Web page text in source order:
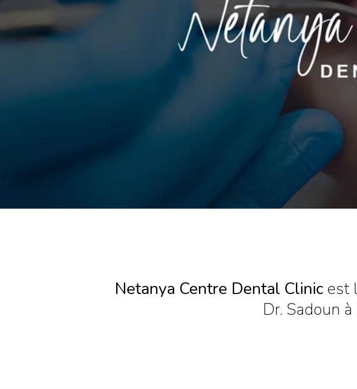
Netanya Centre Dental Clinic est
Dr. Sadoun